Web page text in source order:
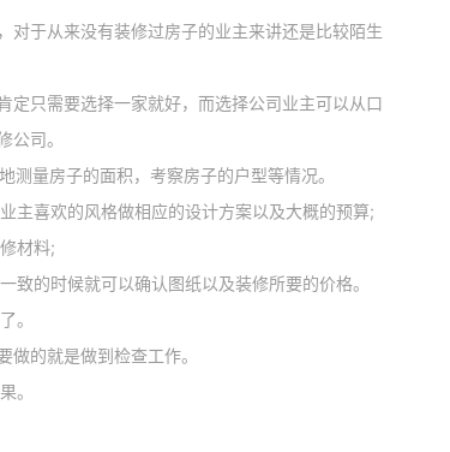
于从来没有装修过房子的业主来讲还是比较陌生
只需要选择一家就好，而选择公司业主可以从口
司。
量房子的面积，考察房子的户型等情况。
主喜欢的风格做相应的设计方案以及大概的预算;
材料;
的时候就可以确认图纸以及装修所要的价格。
。
的就是做到检查工作。
。